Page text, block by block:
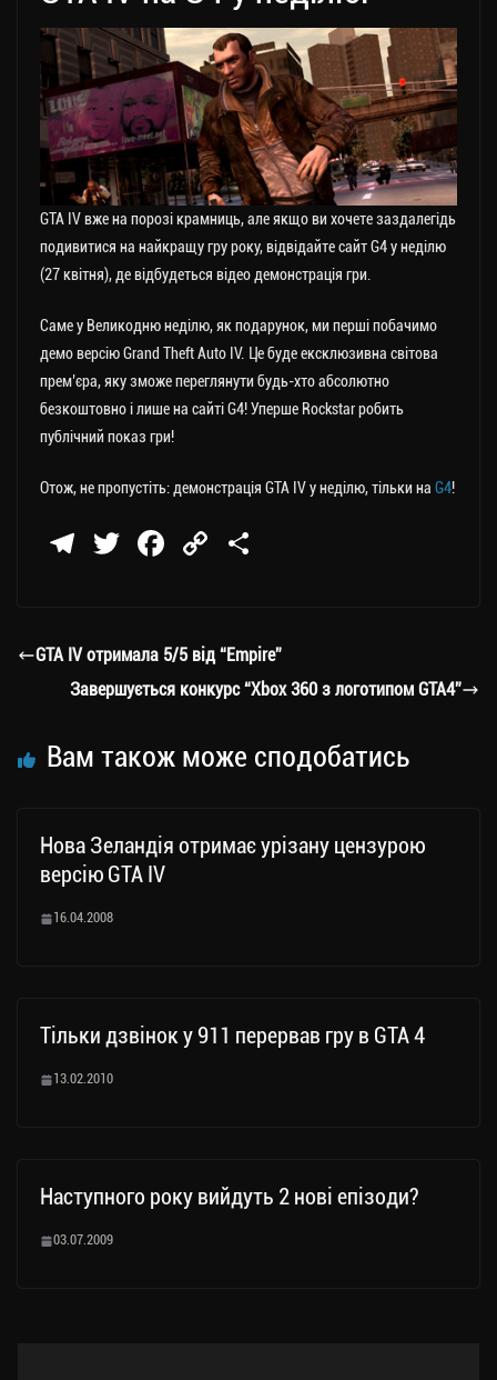
GTA IV вже на порозі крамниць, але якщо ви хочете заздалегідь
подивитися на найкращу гру року, відвідайте сайт G4 у неділю
(27 квітня), де відбудеться відео демонстрація гри.
Саме у Великодню неділю, як подарунок, ми перші побачимо
демо версію Grand Theft Auto IV. Це буде ексклюзивна світова
прем’єра, яку зможе переглянути будь-хто абсолютно
безкоштовно і лише на сайті G4! Уперше Rockstar робить
публічний показ гри!
Отож, не пропустіть: демонстрація GTA IV у неділю, тільки на G4!
Te
a
m
T
er
Fa
ok
C
Li
nk
ли
ти
GTA IV отримала 5/5 від “Empire”
Завершується конкурс “Xbox 360 з логотипом GTA4”
Вам також може сподобатись
Нова Зеландія отримає урізану цензурою
версію GTA IV
16.04.2008
Тільки дзвінок у 911 перервав гру в GTA 4
13.02.2010
Наступного року вийдуть 2 нові епізоди?
03.07.2009